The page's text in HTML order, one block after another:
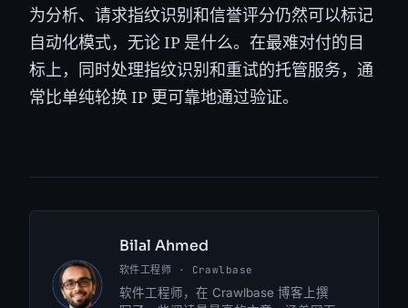
为分析、请求指纹识别和信誉评分仍然可以标记
自动化模式，无论 IP 是什么。在最难对付的目
标上，同时处理指纹识别和重试的托管服务，通
常比单纯轮换 IP 更可靠地通过验证。
BA
Bilal Ahmed
软件工程师 · Crawlbase
软件工程师，在 Crawlbase 博客上撰